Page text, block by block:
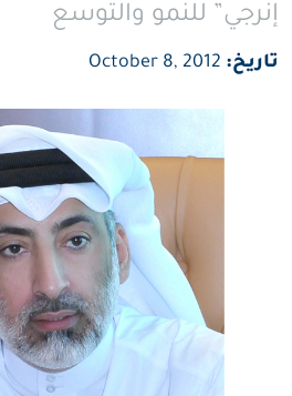
والتوسع
إنرجي” للنمو والتوسع
تاريخ: